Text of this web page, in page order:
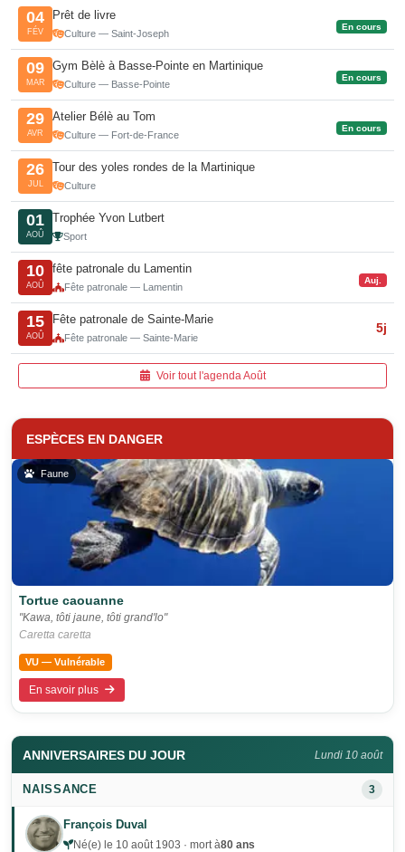
04
FÉV
Prêt de livre
Culture — Saint-Joseph
En cours
09
MAR
Gym Bèlè à Basse-Pointe en Martinique
Culture — Basse-Pointe
En cours
29
AVR
Atelier Bélè au Tom
Culture — Fort-de-France
En cours
26
JUL
Tour des yoles rondes de la Martinique
Culture
01
AOÛ
Trophée Yvon Lutbert
Sport
10
AOÛ
fête patronale du Lamentin
Fête patronale — Lamentin
Auj.
15
AOÛ
Fête patronale de Sainte-Marie
Fête patronale — Sainte-Marie
5j
Voir tout l'agenda Août
ESPÈCES EN DANGER
Faune
Tortue caouanne
"Kawa, tôti jaune, tôti grand'lo"
Caretta caretta
VU — Vulnérable
En savoir plus
ANNIVERSAIRES DU JOUR Lundi 10 août
NAISSANCE 3
François Duval
Né(e) le 10 août 1903 · mort à80 ans